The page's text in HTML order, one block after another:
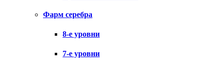
Фарм серебра
8-е уровни
7-е уровни